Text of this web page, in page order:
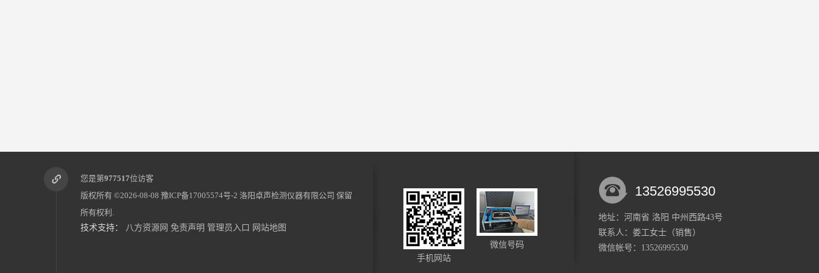
您是第977517位访客
版权所有 ©2026-08-08 豫ICP备17005574号-2 洛阳卓声检测仪器有限公司 保留
所有权利.
技术支持： 八方资源网 免责声明 管理员入口 网站地图
手机网站
微信号码
13526995530
地址：河南省 洛阳 中州西路43号
联系人：娄工女士 （销售）
微信帐号：13526995530